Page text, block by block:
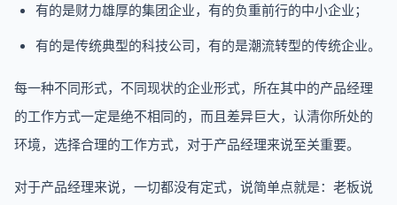
有的是财力雄厚的集团企业，有的负重前行的中小企业；
有的是传统典型的科技公司，有的是潮流转型的传统企业。
每一种不同形式，不同现状的企业形式，所在其中的产品经理
的工作方式一定是绝不相同的，而且差异巨大，认清你所处的
环境，选择合理的工作方式，对于产品经理来说至关重要。
对于产品经理来说，一切都没有定式，说简单点就是：老板说